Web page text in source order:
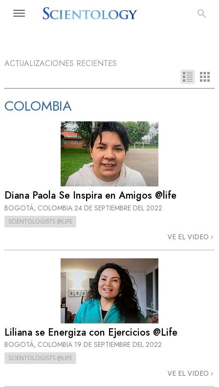
ACTUALIZACIONES RECIENTES
COLOMBIA
Diana Paola Se Inspira en Amigos @life
BOGOTÁ, COLOMBIA 24 DE SEPTIEMBRE DEL 2022
SCIENTOLOGISTS @LIFE
VE EL VIDEO
Liliana se Energiza con Ejercicios @Life
BOGOTÁ, COLOMBIA 19 DE SEPTIEMBRE DEL 2022
SCIENTOLOGISTS @LIFE
VE EL VIDEO